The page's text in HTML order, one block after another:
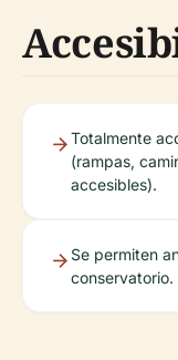
Totalmente
(rampas,
accesibles).
Se permiten
conservatorio.